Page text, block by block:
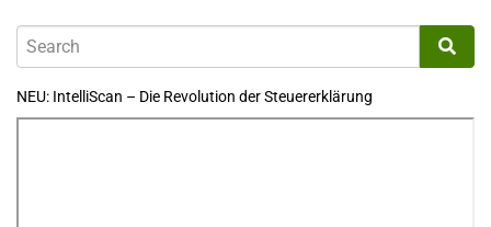
NEU: IntelliScan – Die Revolution der Steuererklärung